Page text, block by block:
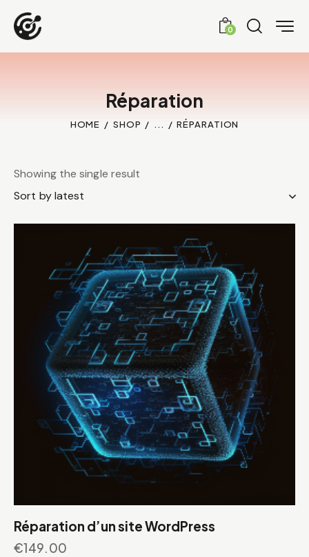
0
Réparation
HOME SHOP ... RÉPARATION
Showing the single result
Réparation d’un site WordPress
€149.00